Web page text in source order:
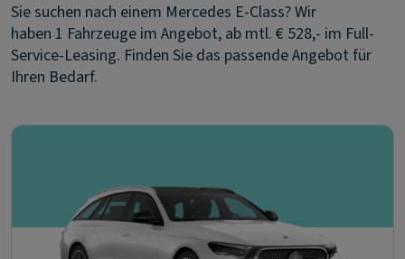
Sie suchen nach einem Mercedes E-Class? Wir
haben 1 Fahrzeuge im Angebot, ab mtl. € 528,- im Full-
Service-Leasing. Finden Sie das passende Angebot für
Ihren Bedarf.